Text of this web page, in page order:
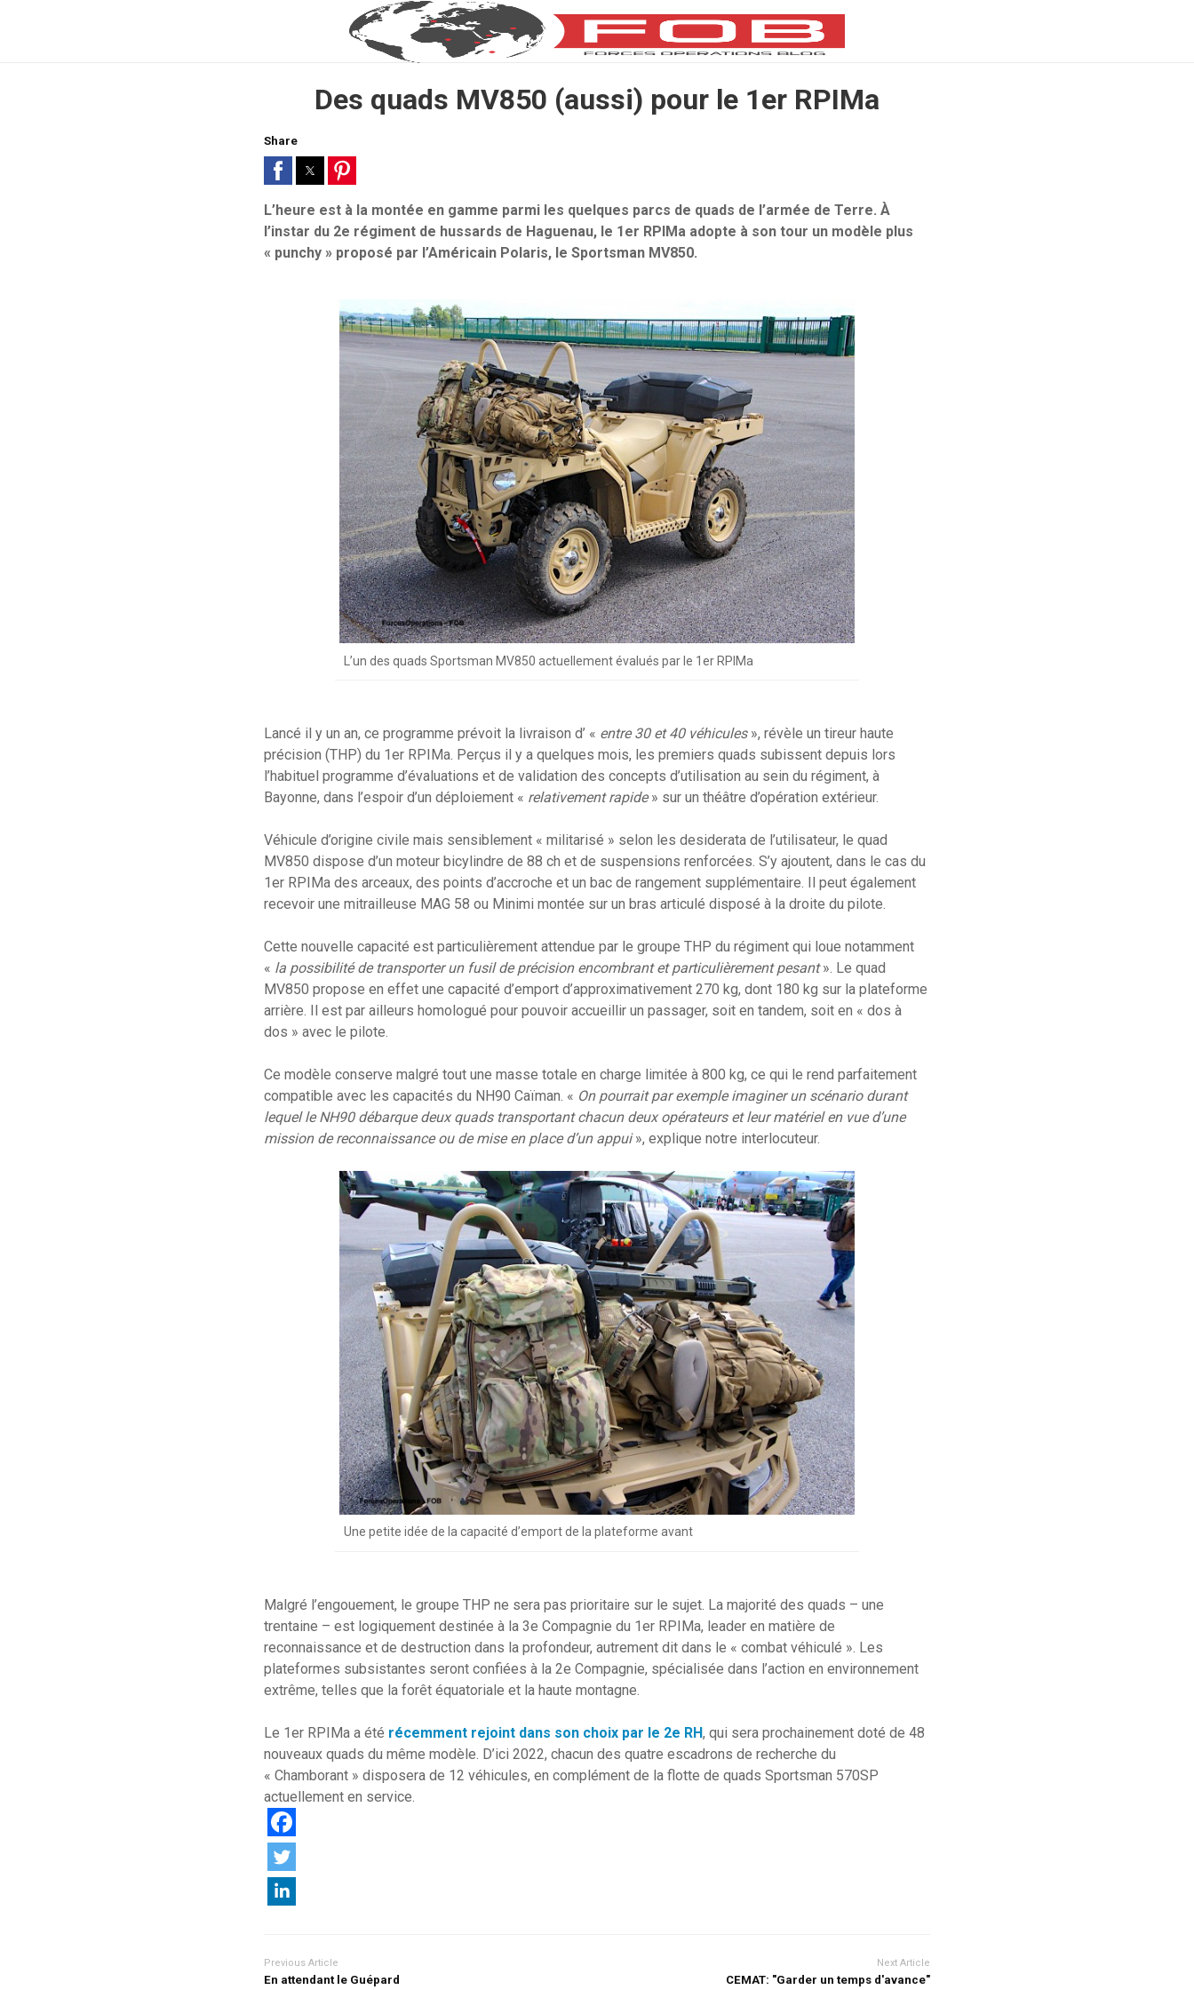
Des quads MV850 (aussi) pour le 1er RPIMa
Share
L’heure est à la montée en gamme parmi les quelques parcs de quads de l’armée de Terre. À
l’instar du 2e régiment de hussards de Haguenau, le 1er RPIMa adopte à son tour un modèle plus
« punchy » proposé par l’Américain Polaris, le Sportsman MV850.
L’un des quads Sportsman MV850 actuellement évalués par le 1er RPIMa
Lancé il y un an, ce programme prévoit la livraison d’ « entre 30 et 40 véhicules», révèle un tireur haute
précision (THP) du 1er RPIMa. Perçus il y a quelques mois, les premiers quads subissent depuis lors
l’habituel programme d’évaluations et de validation des concepts d’utilisation au sein du régiment, à
Bayonne, dans l’espoir d’un déploiement « relativement rapide» sur un théâtre d’opération extérieur.
Véhicule d’origine civile mais sensiblement « militarisé » selon les desiderata de l’utilisateur, le quad
MV850 dispose d’un moteur bicylindre de 88 ch et de suspensions renforcées. S’y ajoutent, dans le cas du
1er RPIMa des arceaux, des points d’accroche et un bac de rangement supplémentaire. Il peut également
recevoir une mitrailleuse MAG 58 ou Minimi montée sur un bras articulé disposé à la droite du pilote.
Cette nouvelle capacité est particulièrement attendue par le groupe THP du régiment qui loue notamment
« la possibilité de transporter un fusil de précision encombrant et particulièrement pesant». Le quad
MV850 propose en effet une capacité d’emport d’approximativement 270 kg, dont 180 kg sur la plateforme
arrière. Il est par ailleurs homologué pour pouvoir accueillir un passager, soit en tandem, soit en « dos à
dos » avec le pilote.
Ce modèle conserve malgré tout une masse totale en charge limitée à 800 kg, ce qui le rend parfaitement
compatible avec les capacités du NH90 Caïman. « On pourrait par exemple imaginer un scénario durant
lequel le NH90 débarque deux quads transportant chacun deux opérateurs et leur matériel en vue d’une
mission de reconnaissance ou de mise en place d’un appui», explique notre interlocuteur.
Une petite idée de la capacité d’emport de la plateforme avant
Malgré l’engouement, le groupe THP ne sera pas prioritaire sur le sujet. La majorité des quads – une
trentaine – est logiquement destinée à la 3e Compagnie du 1er RPIMa, leader en matière de
reconnaissance et de destruction dans la profondeur, autrement dit dans le « combat véhiculé ». Les
plateformes subsistantes seront confiées à la 2e Compagnie, spécialisée dans l’action en environnement
extrême, telles que la forêt équatoriale et la haute montagne.
Le 1er RPIMa a été récemment rejoint dans son choix par le 2e RH, qui sera prochainement doté de 48
nouveaux quads du même modèle. D’ici 2022, chacun des quatre escadrons de recherche du
« Chamborant » disposera de 12 véhicules, en complément de la flotte de quads Sportsman 570SP
actuellement en service.
Previous Article
En attendant le Guépard
Next Article
CEMAT: "Garder un temps d'avance"